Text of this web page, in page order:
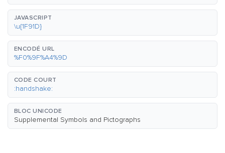
JAVASCRIPT
\u{1F91D}
ENCODÉ URL
%F0%9F%A4%9D
CODE COURT
:handshake:
BLOC UNICODE
Supplemental Symbols and Pictographs